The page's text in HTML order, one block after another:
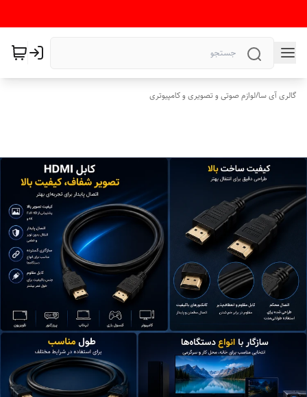
گالری آی سا/لوازم صوتی و تصویری و کامپیوتری